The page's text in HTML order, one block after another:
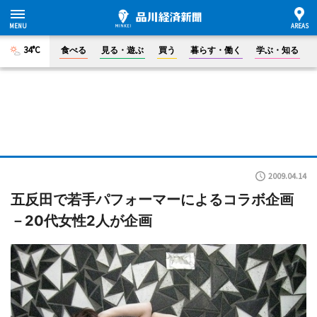
34°C 食べる 見る・遊ぶ 買う 暮らす・働く 学ぶ・知る
2009.04.14
五反田で若手パフォーマーによるコラボ企画
－20代女性2人が企画